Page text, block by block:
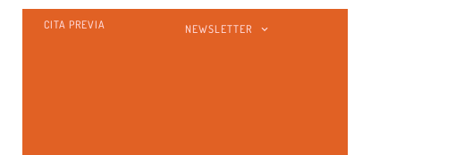
CITA PREVIA NEWSLETTER